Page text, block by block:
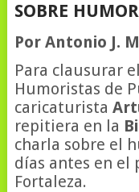
SOBRE
Por Antonio J.
Para clausurar
Humoristas de
caricaturista
repitiera en la
charla sobre el
días antes en el
Fortaleza.